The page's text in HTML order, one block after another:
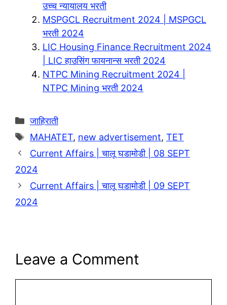
उच्च न्यायालय भरती
MSPGCL Recruitment 2024 | MSPGCL
भरती 2024
LIC Housing Finance Recruitment 2024
| LIC हाउसिंग फायनान्स भरती 2024
NTPC Mining Recruitment 2024 |
NTPC Mining भरती 2024
Categories
जाहिराती
Tags
MAHATET, new advertisement, TET
Current Affairs | चालू घडामोडी | 08 SEPT
2024
Current Affairs | चालू घडामोडी | 09 SEPT
2024
Leave a Comment